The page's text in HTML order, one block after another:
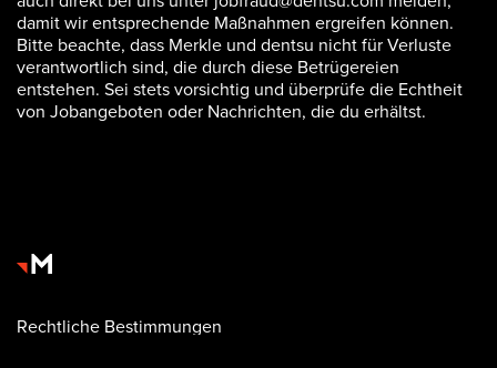
damit wir entsprechende Maßnahmen ergreifen können.
Bitte beachte, dass Merkle und dentsu nicht für Verluste
verantwortlich sind, die durch diese Betrügereien
entstehen. Sei stets vorsichtig und überprüfe die Echtheit
von Jobangeboten oder Nachrichten, die du erhältst.
Rechtliche Bestimmungen